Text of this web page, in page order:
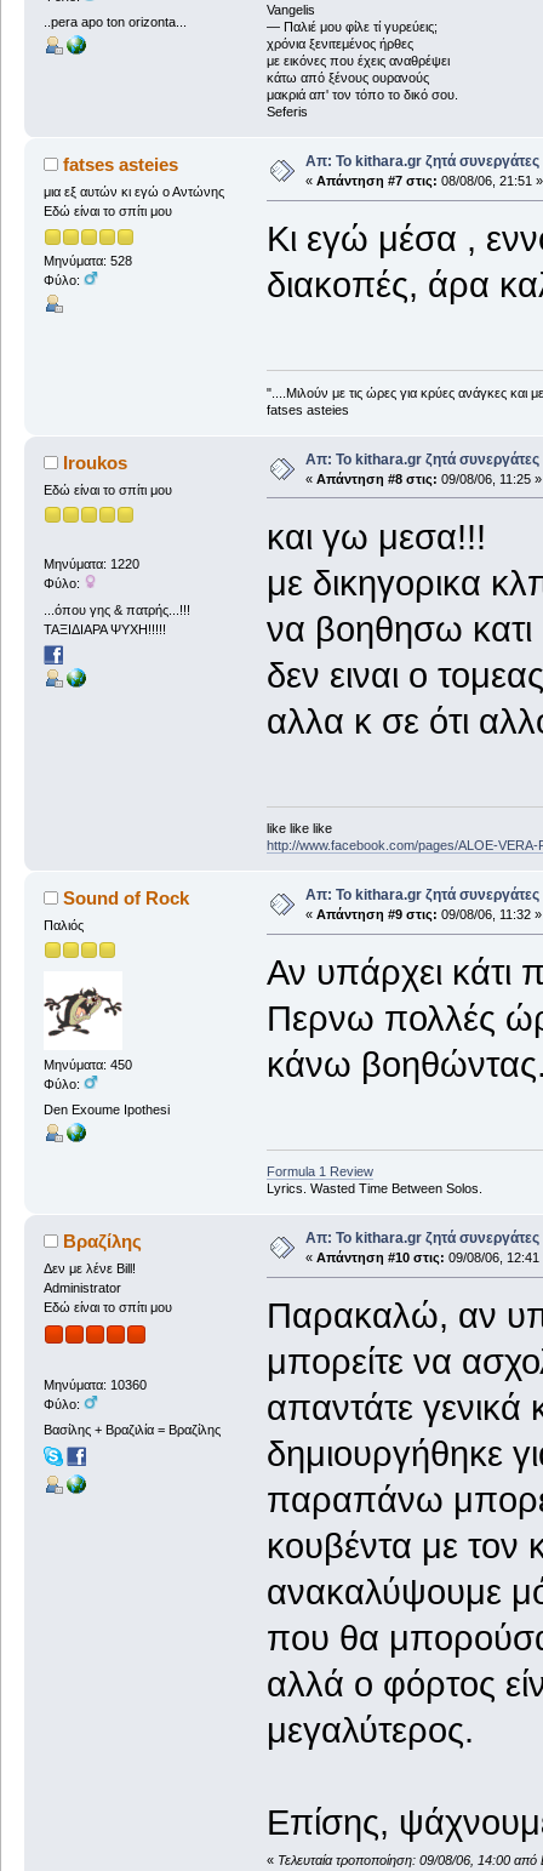
..pera apo ton orizonta...
Vangelis
― Παλιέ μου φίλε τί γυρεύεις;
χρόνια ξενιτεμένος ήρθες
με εικόνες που έχεις αναθρέψει
κάτω από ξένους ουρανούς
μακριά απ' τον τόπο το δικό σου.
Seferis
fatses asteies
μια εξ αυτών κι εγώ ο Αντώνης
Εδώ είναι το σπίτι μου
Μηνύματα: 528
Φύλο:
Απ: Το kithara.gr ζητά συνεργάτες
« Απάντηση #7 στις: 08/08/06, 21:51 »
Κι εγώ μέσα ,
διακοπές, άρα
"....Μιλούν με τις ώρες για κρύες ανάγκες
fatses asteies
Iroukos
Εδώ είναι το σπίτι μου
Μηνύματα: 1220
Φύλο:
...όπου γης & πατρής...!!!
ΤΑΞΙΔΙΑΡΑ ΨΥΧΗ!!!!!
Απ: Το kithara.gr ζητά συνεργάτες
« Απάντηση #8 στις: 09/08/06, 11:25 »
και γω μεσα!!!
με δικηγορικα
να βοηθησω κατι
δεν ειναι ο
αλλα κ σε ότι
like like like
http://www.facebook.com/pages/ALOE-VERA-
Sound of Rock
Παλιός
Μηνύματα: 450
Φύλο:
Den Exoume Ipothesi
Απ: Το kithara.gr ζητά συνεργάτες
« Απάντηση #9 στις: 09/08/06, 11:32 »
Αν υπάρχει κάτι
Περνω πολλές
κάνω
Formula 1 Review
Lyrics. Wasted Time Between Solos.
Βραζίλης
Δεν με λένε Bill!
Administrator
Εδώ είναι το σπίτι μου
Μηνύματα: 10360
Φύλο:
Βασίλης + Βραζιλία = Βραζίλης
Απ: Το kithara.gr ζητά συνεργάτες
« Απάντηση #10 στις: 09/08/06, 12:41
Παρακαλώ, αν
μπορείτε να
απαντάτε γενικά
δημιουργήθηκε
παραπάνω
κουβέντα με
ανακαλύψουμε
που θα
αλλά ο φόρτος
μεγαλύτερος.
Επίσης,
« Τελευταία τροποποίηση: 09/08/06, 14:00 από